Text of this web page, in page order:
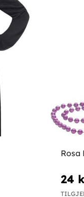
Rosa
24